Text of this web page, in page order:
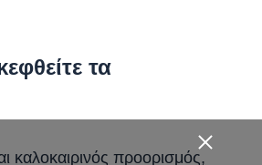
τα
καλοκαιρινός προορισμός,